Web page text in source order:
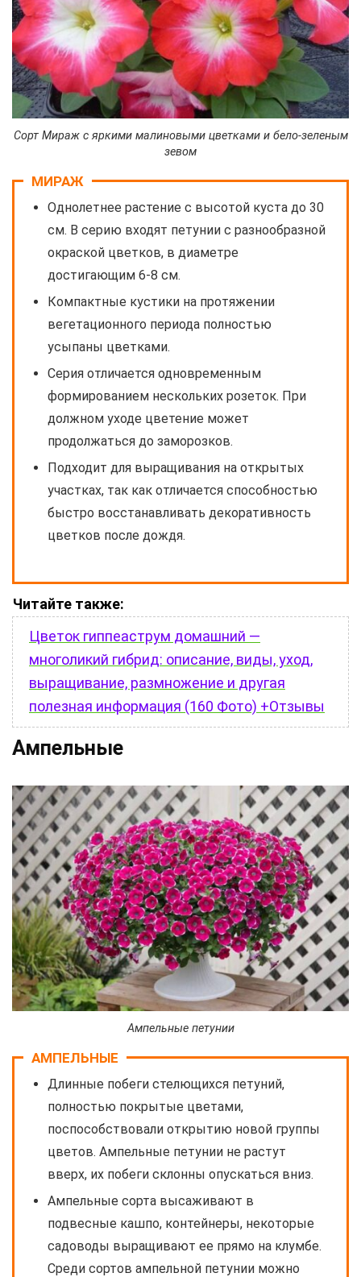
Сорт Мираж с яркими малиновыми цветками и бело-зеленым
зевом
МИРАЖ
Однолетнее растение с высотой куста до 30
см. В серию входят петунии с разнообразной
окраской цветков, в диаметре
достигающим 6-8 см.
Компактные кустики на протяжении
вегетационного периода полностью
усыпаны цветками.
Серия отличается одновременным
формированием нескольких розеток. При
должном уходе цветение может
продолжаться до заморозков.
Подходит для выращивания на открытых
участках, так как отличается способностью
быстро восстанавливать декоративность
цветков после дождя.
Читайте также:
Цветок гиппеаструм домашний —
многоликий гибрид: описание, виды, уход,
выращивание, размножение и другая
полезная информация (160 Фото) +Отзывы
Ампельные
Ампельные петунии
АМПЕЛЬНЫЕ
Длинные побеги стелющихся петуний,
полностью покрытые цветами,
поспособствовали открытию новой группы
цветов. Ампельные петунии не растут
вверх, их побеги склонны опускаться вниз.
Ампельные сорта высаживают в
подвесные кашпо, контейнеры, некоторые
садоводы выращивают ее прямо на клумбе.
Среди сортов ампельной петунии можно